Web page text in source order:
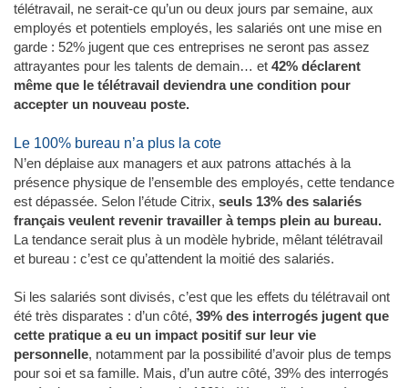
télétravail, ne serait-ce qu’un ou deux jours par semaine, aux
employés et potentiels employés, les salariés ont une mise en
garde : 52% jugent que ces entreprises ne seront pas assez
attrayantes pour les talents de demain… et 42% déclarent
même que le télétravail deviendra une condition pour
accepter un nouveau poste.
Le 100% bureau n’a plus la cote
N’en déplaise aux managers et aux patrons attachés à la
présence physique de l’ensemble des employés, cette tendance
est dépassée. Selon l’étude Citrix, seuls 13% des salariés
français veulent revenir travailler à temps plein au bureau.
La tendance serait plus à un modèle hybride, mêlant télétravail
et bureau : c’est ce qu’attendent la moitié des salariés.
Si les salariés sont divisés, c’est que les effets du télétravail ont
été très disparates : d’un côté, 39% des interrogés jugent que
cette pratique a eu un impact positif sur leur vie
personnelle, notamment par la possibilité d’avoir plus de temps
pour soi et sa famille. Mais, d’un autre côté, 39% des interrogés